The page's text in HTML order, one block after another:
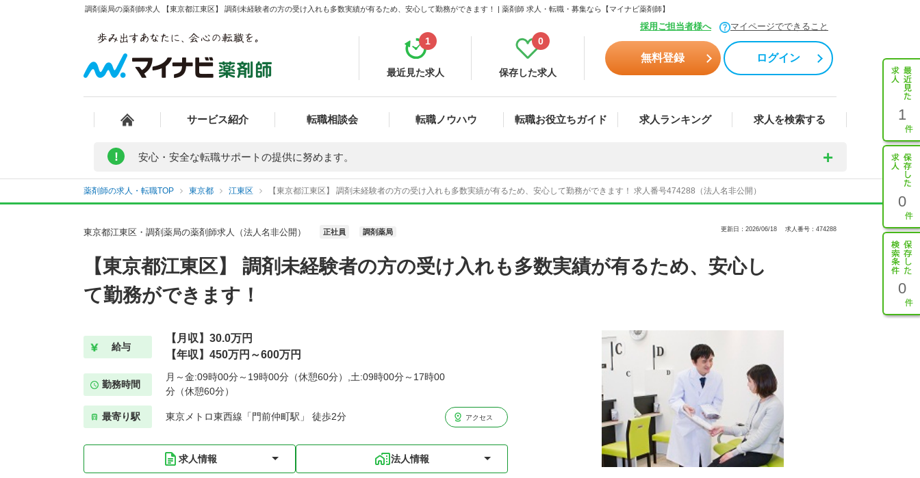
調剤薬局の薬剤師求人 【東京都江東区】 調剤未経験者の方の受け入れも多数実績が有るため、安心して勤務ができます！ | 薬剤師 求人・転職・募集なら【マイナビ薬剤師】
採用ご担当者様へ マイページでできること
最近見た求人
1
保存した求人
0
無料登録 ログイン
サービス紹介 転職相談会 転職ノウハウ 転職お役立ちガイド 求人ランキング 求人を検索する 1
0
0
! 安心・安全な転職サポートの提供に努めます。
薬剤師の求人・転職TOP 東京都 江東区 【東京都江東区】 調剤未経験者の方の受け入れも多数実績が有るため、安心して勤務ができます！ 求人番号474288（法人名非公開）
東京都江東区・調剤薬局の薬剤師求人（法人名非公開） 正社員 調剤薬局 更新日：2026/06/18 求人番号：474288
【東京都江東区】 調剤未経験者の方の受け入れも多数実績が有るため、安心し
て勤務ができます！
給与
【月収】30.0万円
【年収】450万円～600万円
勤務時間
月～金:09時00分～19時00分（休憩60分）,土:09時00分～17時00
分（休憩60分）
最寄り駅 東京メトロ東西線「門前仲町駅」 徒歩2分 アクセス
求人情報 法人情報